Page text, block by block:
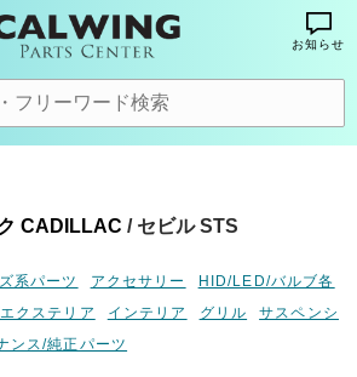
お知らせ
CADILLAC / セビル STS
系パーツ アクセサリー
HID/LED/バルブ各
クステリア インテリア グリル
サスペンシ
ンス/純正パーツ